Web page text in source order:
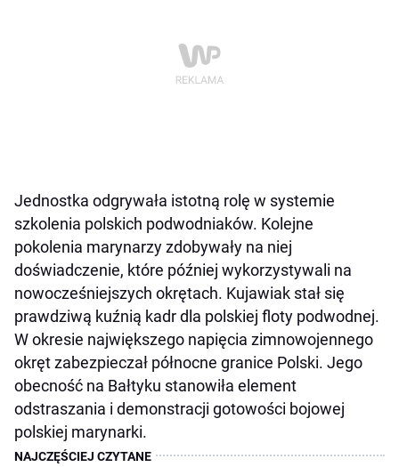
Jednostka odgrywała istotną rolę w systemie
szkolenia polskich podwodniaków. Kolejne
pokolenia marynarzy zdobywały na niej
doświadczenie, które później wykorzystywali na
nowocześniejszych okrętach. Kujawiak stał się
prawdziwą kuźnią kadr dla polskiej floty podwodnej.
W okresie największego napięcia zimnowojennego
okręt zabezpieczał północne granice Polski. Jego
obecność na Bałtyku stanowiła element
odstraszania i demonstracji gotowości bojowej
polskiej marynarki.